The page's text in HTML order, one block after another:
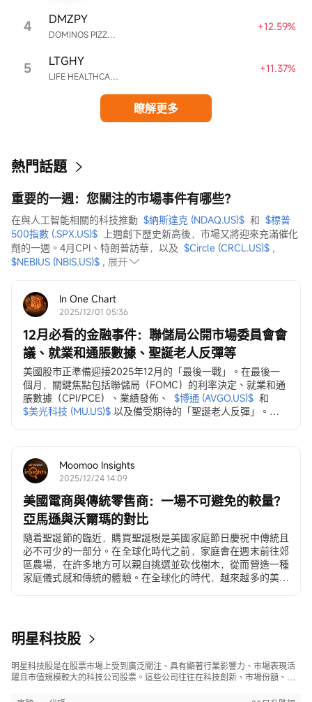
4 DOMINOS PIZZA ENTERPRISES LIMITED UNSP ADR EACH REPR 0.5 ORD SHS
DMZPY +12.59%
5 LIFE HEALTHCARE GROUP HOLDINGS UNSPON ADR EA REPR 4 ORD ZAR0.00
LTGHY +11.37%
瞭解更多
熱門話題
重要的一週：您關注的市場事件有哪些？
在與人工智能相關的科技推動 $納斯達克 (NDAQ.US)$
  和
$標普
500指數 (.SPX.US)$
  上週創下歷史新高後，市場又將迎來充滿催化
劑的一週。4月CPI、特朗普訪華，以及 $Circle (CRCL.US)$
$NEBIUS (NBIS.US)$ , 展开
In One Chart
2025/12/01 05:36
12月必看的金融事件：聯儲局公開市場委員會會
議、就業和通脹數據、聖誕老人反彈等
美國股市正準備迎接2025年12月的「最後一戰」。在最後一
個月，關鍵焦點包括聯儲局（FOMC）的利率決定、就業和通
脹數據（CPI/PCE）、業績發佈、
$博通 (AVGO.US)$ 和
$美光科技 (MU.US)$ 以及備受期待的「聖誕老人反彈」。
Moomoo Insights
2025/12/24 14:09
美國電商與傳統零售商：一場不可避免的較量？
亞馬遜與沃爾瑪的對比
隨着聖誕節的臨近，購買聖誕樹是美國家庭節日慶祝中傳統且
必不可少的一部分。在全球化時代之前，家庭會在週末前往郊
區農場，在許多地方可以親自挑選並砍伐樹木，從而營造一種
家庭儀式感和傳統的體驗。在全球化的時代，越來越多的美國
明星科技股
明星科技股是在股票市場上受到廣泛關注、具有顯著行業影響力、市場表現活
躍且市值規模較大的科技公司股票。這些公司往往在科技創新、市場份額、品
市，特別是科技行業板塊乃至全球經濟具有顯著影響。